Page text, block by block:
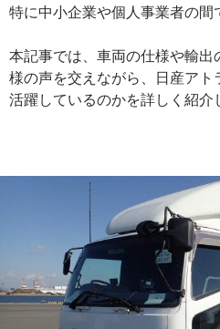
特に中小企業や個人事業者の間
本記事では、車両の仕様や輸
様の声を交えながら、日産アト
活躍しているのかを詳しく紹介